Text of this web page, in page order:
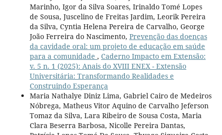
Marinho, Igor da Silva Soares, Irinaldo Tomé Lopes
de Sousa, Juscelino de Freitas Jardim, Leorik Pereira
da Silva, Cyntia Helena Pereira de Carvalho, George
João Ferreira do Nascimento, Prevenção das doenças
da cavidade oral: um projeto de educação em saúde
para a comunidade , Caderno Impacto em Extensão:
v. 5 n. 1 (2025): Anais do XVIII ENEX - Extensão
Universitária: Transformando Realidades e
Construindo Esperança
Maria Nathalye Diniz Lima, Gabriel Cairo de Medeiros
Nóbrega, Matheus Vitor Aquino de Carvalho Jeferson
Tomaz da Silva, Lara Ribeiro de Sousa Costa, Maria
Clara Beserra Barbosa, Nicolle Pereira Dantas,